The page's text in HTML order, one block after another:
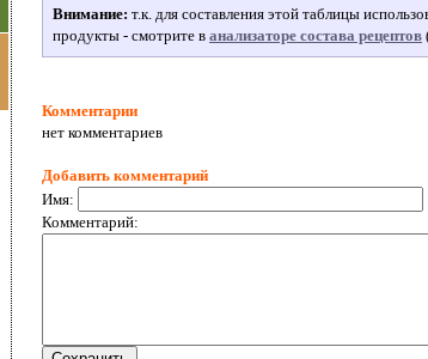
Внимание: т.к. для составления этой таблицы
продукты - смотрите в анализаторе состава рецептов
Комментарии
нет комментариев
Добавить комментарий
Имя:
Комментарий: